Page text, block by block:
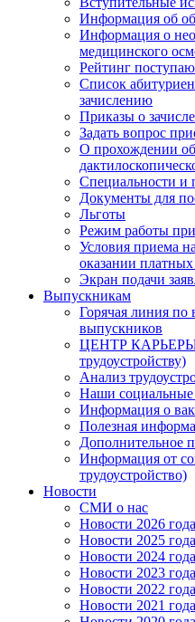
Информация об
Информация о
медицинского
Рейтинг
Список
зачислению
Приказы о
Задать вопрос
О прохождении
Специальности и
Документы для
Льготы
Режим работы
Условия приема
оказании
Экран подачи
Выпускникам
Горячая линия по
выпускников
ЦЕНТР КАРЬЕРЫ
трудоустройству)
Анализ
Наши социальные
Информация о
Полезная
Дополнительное
Информация от
трудоустройство)
Новости
СМИ о нас
Новости 2026 года
Новости 2025 года
Новости 2024 года
Новости 2023 года
Новости 2022 года
Новости 2021 года